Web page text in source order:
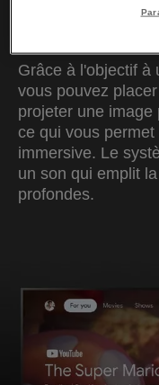
Grâce à l'objectif à
vous pouvez
projeter une image
ce qui vous
immersive. Le
un son qui emplit
profondes.